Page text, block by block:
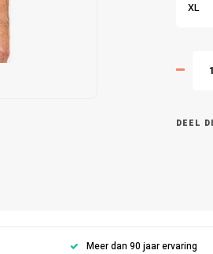
XL
DEEL
Meer dan 90 jaar ervaring